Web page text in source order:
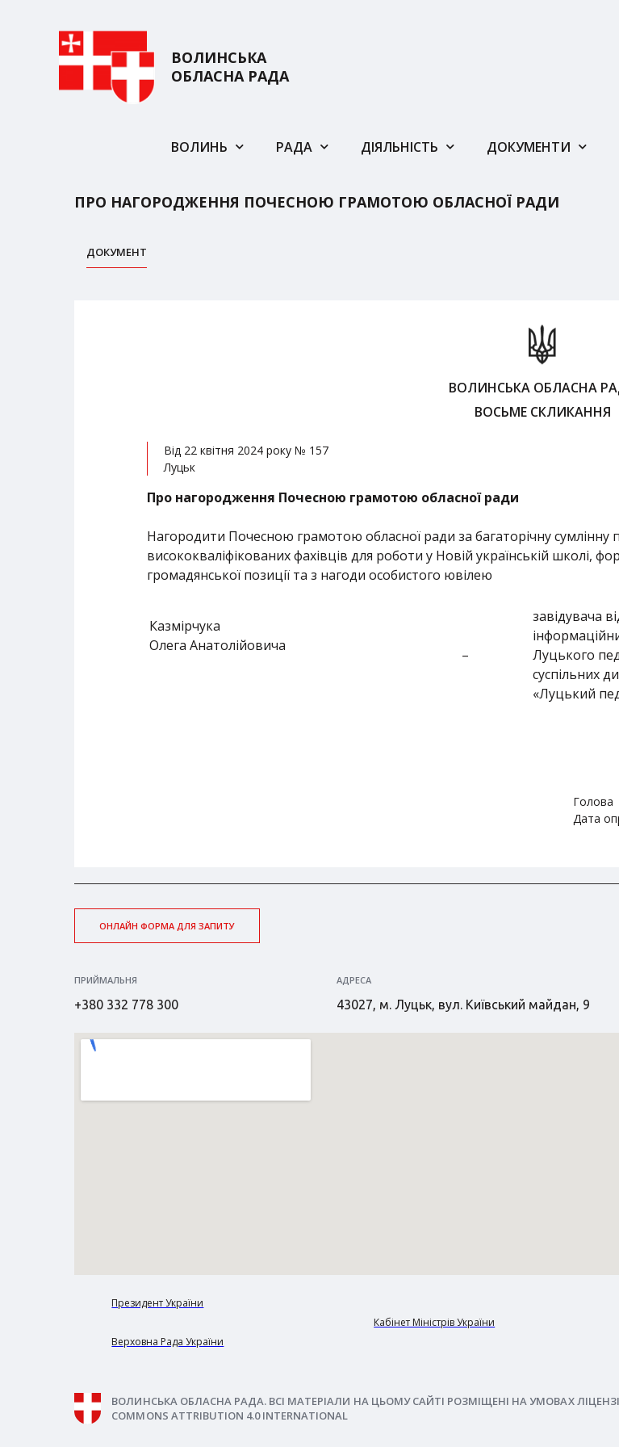
ВОЛИНСЬКА
ОБЛАСНА РАДА
ВОЛИНЬ РАДА ДІЯЛЬНІСТЬ ДОКУМЕНТИ
ПРО НАГОРОДЖЕННЯ ПОЧЕСНОЮ ГРАМОТОЮ ОБЛАСНОЇ РАДИ
ДОКУМЕНТ
ВОЛИНСЬКА ОБЛАСНА
ВОСЬМЕ СКЛИКАННЯ
Від 22 квітня 2024 року № 157
Луцьк
Про нагородження Почесною грамотою обласної ради
Нагородити Почесною грамотою обласної ради за багаторічну
висококваліфікованих фахівців для роботи у Новій українській школі,
громадянської позиції та з нагоди особистого ювілею
Казмірчука
Олега Анатолійовича
–
завідувача
Луцького
суспільних
«Луцький
Голова
Дата
ОНЛАЙН ФОРМА ДЛЯ ЗАПИТУ
ПРИЙМАЛЬНЯ
+380 332 778 300
АДРЕСА
43027, м. Луцьк, вул. Київський майдан, 9
Президент України
Верховна Рада України
Кабінет Міністрів України
ВОЛИНСЬКА ОБЛАСНА РАДА. ВСІ МАТЕРІАЛИ НА ЦЬОМУ САЙТІ РОЗМІЩЕНІ НА УМОВАХ ЛІЦЕНЗІЇ
COMMONS ATTRIBUTION 4.0 INTERNATIONAL